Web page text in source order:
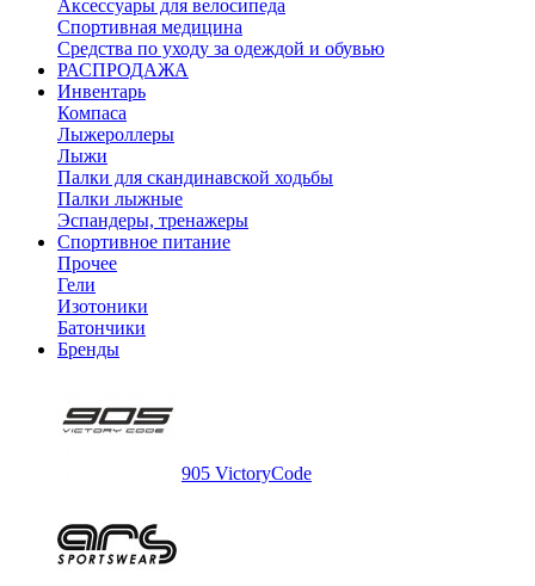
Аксессуары для велосипеда
Спортивная медицина
Средства по уходу за одеждой и обувью
РАСПРОДАЖА
Инвентарь
Компаса
Лыжероллеры
Лыжи
Палки для скандинавской ходьбы
Палки лыжные
Эспандеры, тренажеры
Спортивное питание
Прочее
Гели
Изотоники
Батончики
Бренды
905 VictoryCode